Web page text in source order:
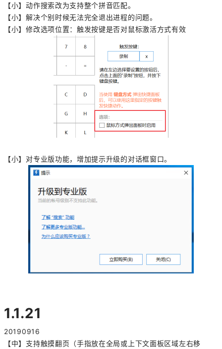
【小】动作搜索改为支持整个拼音匹配。
【小】解决个别时候无法完全退出进程的问题。
【小】修改选项位置：触发按键是否对鼠标激活方式有效
【小】对专业版功能，增加提示升级的对话框窗口。
1.1.21
20190916
【中】支持触摸翻页（手指放在全局或上下文面板区域左右移